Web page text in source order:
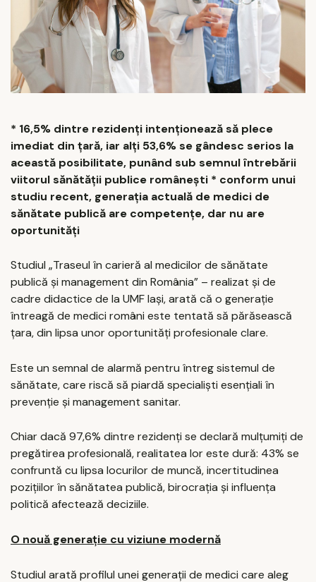
* 16,5% dintre rezidenți intenționează să plece
imediat din țară, iar alți 53,6% se gândesc serios la
această posibilitate, punând sub semnul întrebării
viitorul sănătății publice românești * conform unui
studiu recent, generația actuală de medici de
sănătate publică are competențe, dar nu are
oportunități
Studiul „Traseul în carieră al medicilor de sănătate
publică și management din România” – realizat și de
cadre didactice de la UMF Iași, arată că o generație
întreagă de medici români este tentată să părăsească
țara, din lipsa unor oportunități profesionale clare.
Este un semnal de alarmă pentru întreg sistemul de
sănătate, care riscă să piardă specialiști esențiali în
prevenție și management sanitar.
Chiar dacă 97,6% dintre rezidenți se declară mulțumiți de
pregătirea profesională, realitatea lor este dură: 43% se
confruntă cu lipsa locurilor de muncă, incertitudinea
pozițiilor în sănătatea publică, birocrația și influența
politică afectează deciziile.
O nouă generație cu viziune modernă
Studiul arată profilul unei generații de medici care aleg